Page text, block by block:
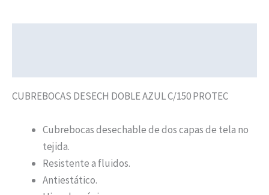
CUBREBOCAS DESECH DOBLE AZUL C/150 PROTEC
Cubrebocas desechable de dos capas de tela no
tejida.
Resistente a fluidos.
Antiestático.